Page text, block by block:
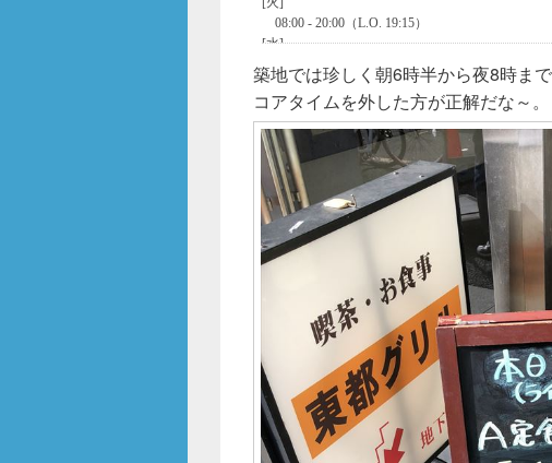
築地では珍しく朝6時半から夜8時ま
コアタイムを外した方が正解だな～。